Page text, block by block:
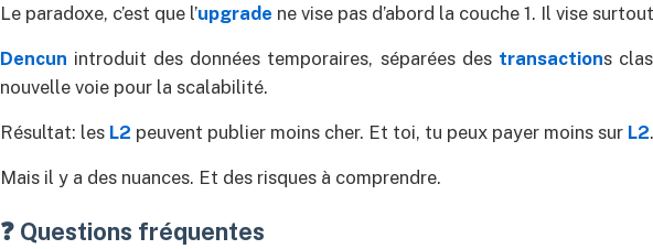
Le paradoxe, c’est que l’upgrade ne vise pas d’abord la couche 1. Il vise
Dencun introduit des données temporaires, séparées des transactions
nouvelle voie pour la scalabilité.
Résultat: les L2 peuvent publier moins cher. Et toi, tu peux payer moins sur L2.
Mais il y a des nuances. Et des risques à comprendre.
❓ Questions fréquentes